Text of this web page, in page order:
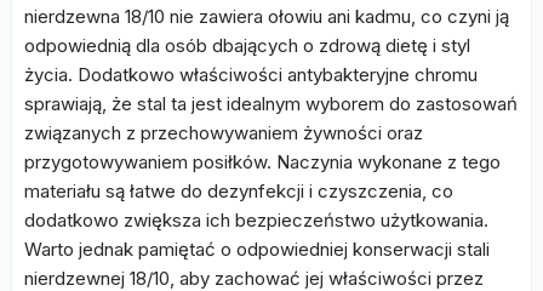
nierdzewna 18/10 nie zawiera ołowiu ani kadmu, co czyni ją
odpowiednią dla osób dbających o zdrową dietę i styl
życia. Dodatkowo właściwości antybakteryjne chromu
sprawiają, że stal ta jest idealnym wyborem do zastosowań
związanych z przechowywaniem żywności oraz
przygotowywaniem posiłków. Naczynia wykonane z tego
materiału są łatwe do dezynfekcji i czyszczenia, co
dodatkowo zwiększa ich bezpieczeństwo użytkowania.
Warto jednak pamiętać o odpowiedniej konserwacji stali
nierdzewnej 18/10, aby zachować jej właściwości przez